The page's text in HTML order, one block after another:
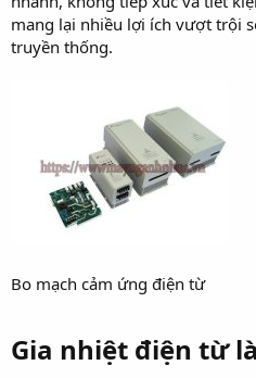
r
mang lại nhiều lợi ích vượt trội
truyền thống.
Bo mạch cảm ứng điện từ
Gia nhiệt điện từ